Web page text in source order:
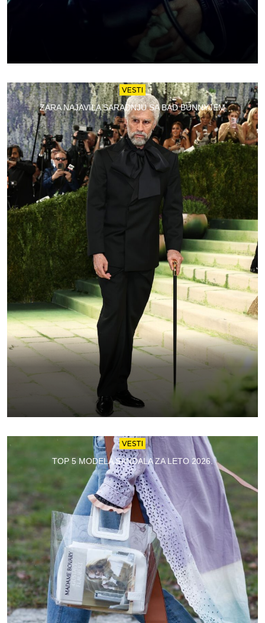
VESTI
ZARA NAJAVILA SARADNJU SA BAD BUNNYJEM
VESTI
TOP 5 MODELA SANDALA ZA LETO 2026.